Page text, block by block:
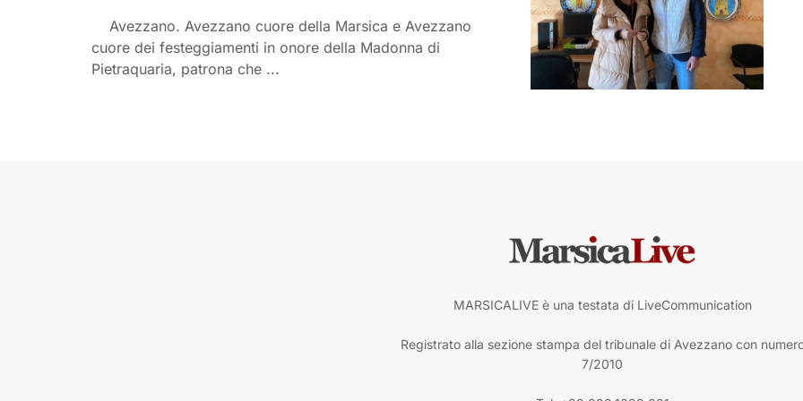
Avezzano. Avezzano cuore della Marsica e Avezzano
cuore dei festeggiamenti in onore della Madonna di
Pietraquaria, patrona che ...
MARSICALIVE è una testata di LiveCommunication
Registrato alla sezione stampa del tribunale di Avezzano con
7/2010